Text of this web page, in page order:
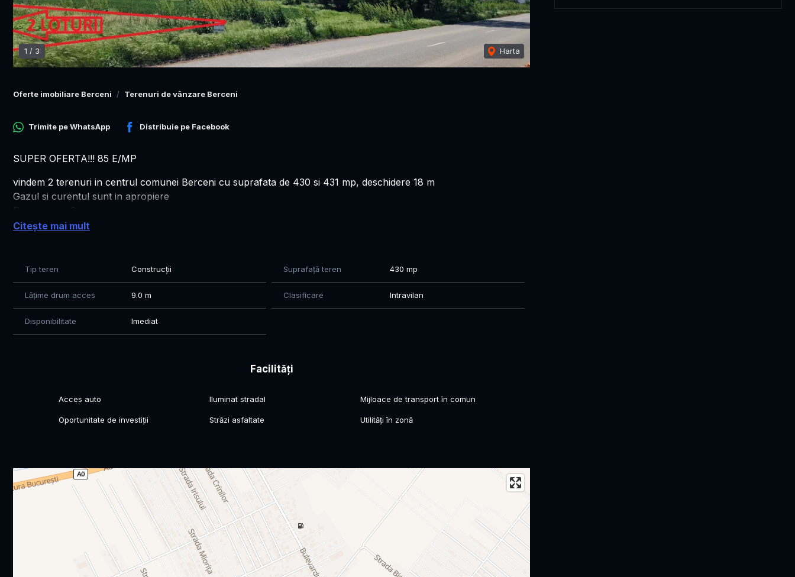
1 / 3 Harta
Oferte imobiliare Berceni Terenuri de vânzare Berceni
Trimite peWhatsApp Distribuie pe Facebook
SUPER OFERTA!!! 85 E/MP
vindem 2 terenuri in centrul comunei Berceni cu suprafata de 430 si 431 mp, deschidere 18 m
Gazul si curentul sunt in apropiere
Drum acces 9m
• PUZ APROBAT!
Pentru mai multe detalii sau vizionare: Gabriel Surdu - O784.O4O.221
Citește mai mult
Tip teren Construcții Suprafață teren 430 mp
Lățime drum acces 9.0 m Clasificare Intravilan
Disponibilitate Imediat
Facilități
Acces auto Iluminat stradal Mijloace de transport în comun
Oportunitate de investiții Străzi asfaltate Utilități în zonă